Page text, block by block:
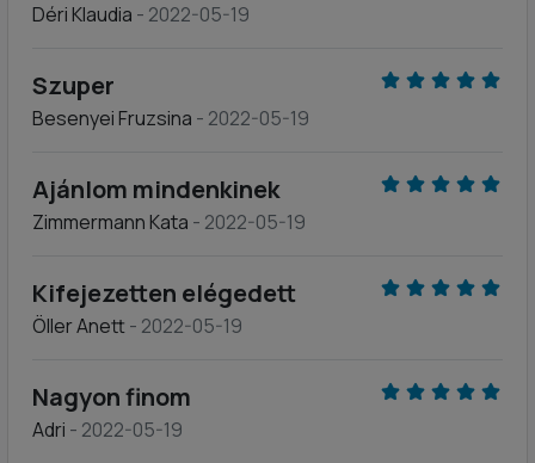
Déri Klaudia - 2022-05-19
Szuper
Besenyei Fruzsina - 2022-05-19
Ajánlom mindenkinek
Zimmermann Kata - 2022-05-19
Kifejezetten elégedett
Öller Anett- 2022-05-19
Nagyon finom
Adri - 2022-05-19